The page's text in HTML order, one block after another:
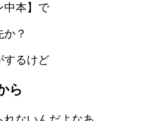
中本】で
？
するけど
ら